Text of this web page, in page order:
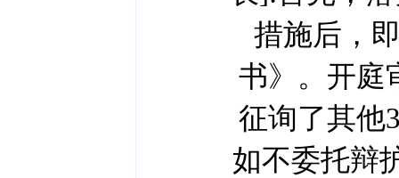
措施后，
书》。开庭
征询了其他
如不委托辩